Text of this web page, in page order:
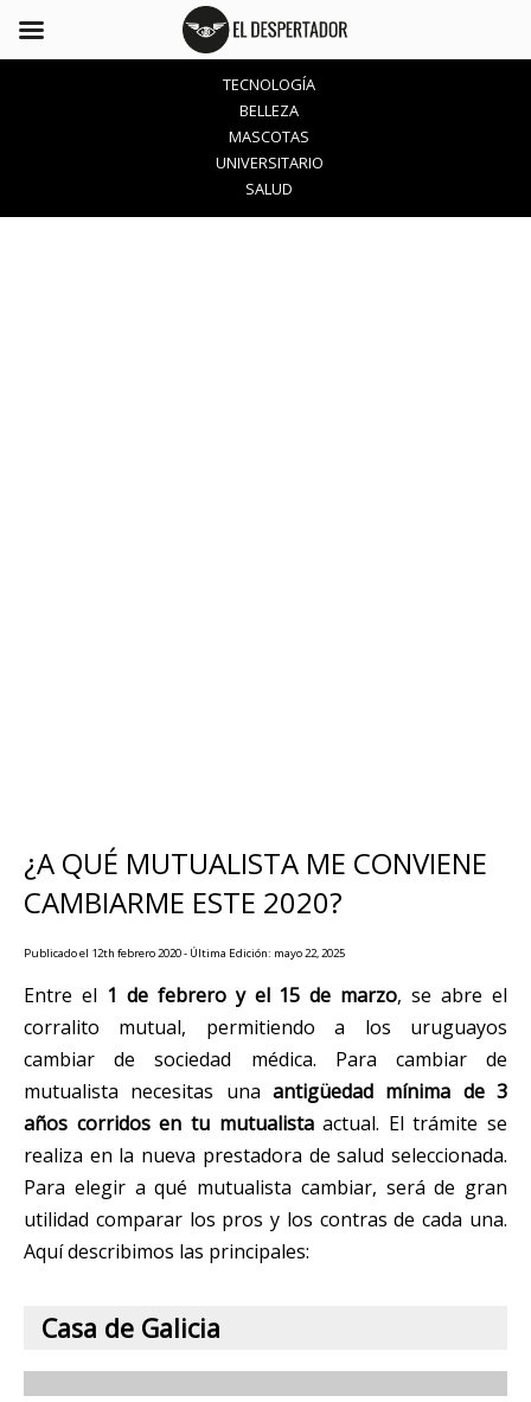
TECNOLOGÍA
BELLEZA
MASCOTAS
UNIVERSITARIO
SALUD
¿A QUÉ MUTUALISTA ME CONVIENE
CAMBIARME ESTE 2020?
Publicado el 12th febrero 2020 - Última Edición: mayo 22, 2025
Entre el 1 de febrero y el 15 de marzo, se abre el
corralito mutual, permitiendo a los uruguayos
cambiar de sociedad médica. Para cambiar de
mutualista necesitas una antigüedad mínima de 3
años corridos en tu mutualistaactual. El trámite se
realiza en la nueva prestadora de salud seleccionada.
Para elegir a qué mutualista cambiar, será de gran
utilidad comparar los pros y los contras de cada una.
Aquí describimos las principales:
Casa de Galicia